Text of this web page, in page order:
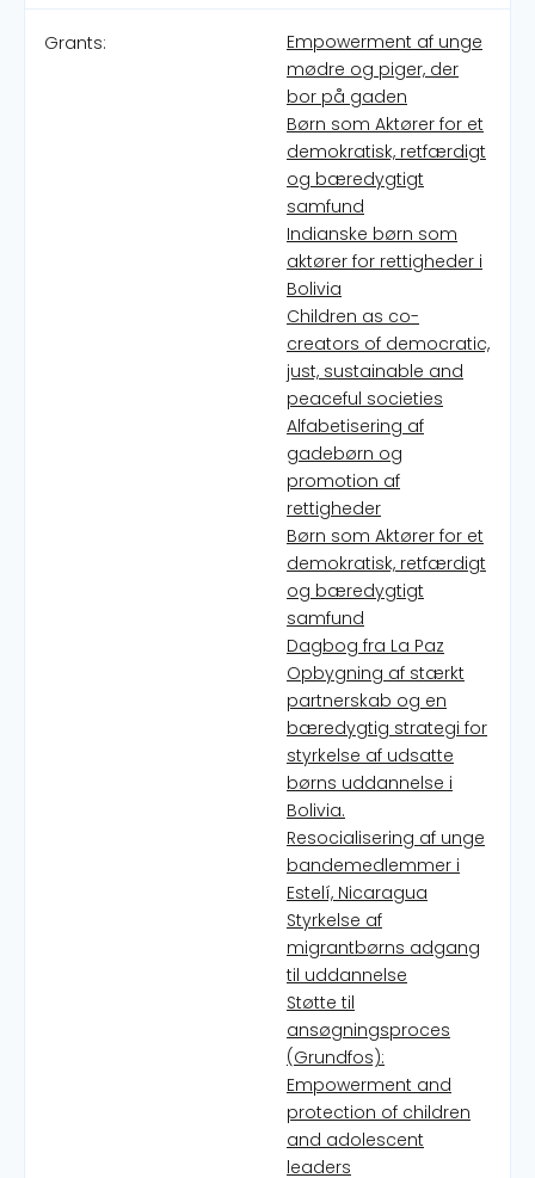
Grants:
Empowerment af unge
mødre og piger, der
bor på gaden
Børn som Aktører for et
demokratisk, retfærdigt
og bæredygtigt
samfund
Indianske børn som
aktører for rettigheder i
Bolivia
Children as co-
creators of democratic,
just, sustainable and
peaceful societies
Alfabetisering af
gadebørn og
promotion af
rettigheder
Børn som Aktører for et
demokratisk, retfærdigt
og bæredygtigt
samfund
Dagbog fra La Paz
Opbygning af stærkt
partnerskab og en
bæredygtig strategi for
styrkelse af udsatte
børns uddannelse i
Bolivia.
Resocialisering af unge
bandemedlemmer i
Estelí, Nicaragua
Styrkelse af
migrantbørns adgang
til uddannelse
Støtte til
ansøgningsproces
(Grundfos):
Empowerment and
protection of children
and adolescent
leaders